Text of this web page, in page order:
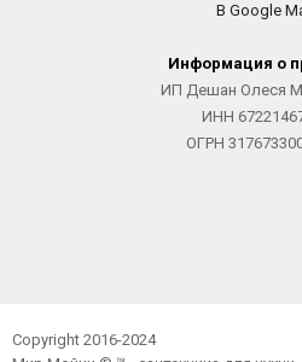
В Google
Информация о
ИП Дешан Олеся
ИНН
ОГРН
Copyright 2016-2024